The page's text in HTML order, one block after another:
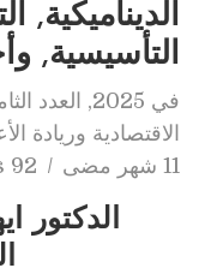
الديناميكية,
التأسيسية,
في 2025
, العدد
الاقتصادية وريادة
11 شهر مضى
92 views
الدكتور